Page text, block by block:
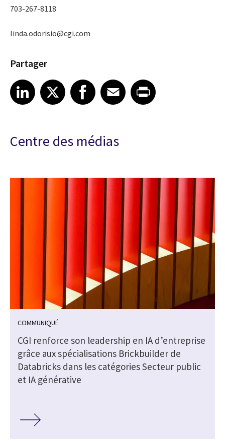
703-267-8118
linda.odorisio@cgi.com
Partager
Share article on LinkedIn
LinkedIn
Share article on XShare article on Facebook
Facebook
Share article on Email
EmailShare article on Print
Centre des médias
COMMUNIQUÉ
CGI renforce son leadership en IA d’entreprise
grâce aux spécialisations Brickbuilder de
Databricks dans les catégories Secteur public
et IA générative